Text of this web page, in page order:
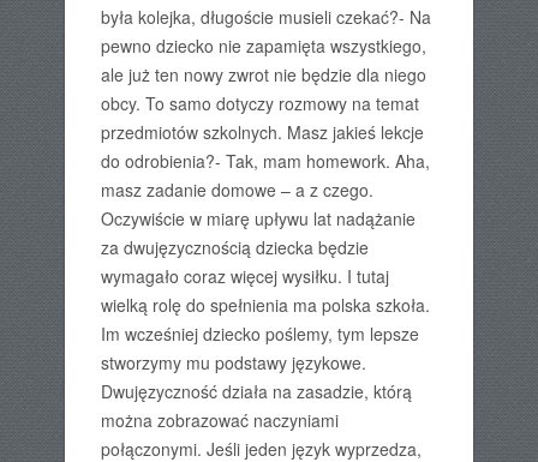
była kolejka, długoście musieli czekać?- Na
pewno dziecko nie zapamięta wszystkiego,
ale już ten nowy zwrot nie będzie dla niego
obcy. To samo dotyczy rozmowy na temat
przedmiotów szkolnych. Masz jakieś lekcje
do odrobienia?- Tak, mam homework. Aha,
masz zadanie domowe – a z czego.
Oczywiście w miarę upływu lat nadążanie
za dwujęzycznością dziecka będzie
wymagało coraz więcej wysiłku. I tutaj
wielką rolę do spełnienia ma polska szkoła.
Im wcześniej dziecko poślemy, tym lepsze
stworzymy mu podstawy językowe.
Dwujęzyczność działa na zasadzie, którą
można zobrazować naczyniami
połączonymi. Jeśli jeden język wyprzedza,